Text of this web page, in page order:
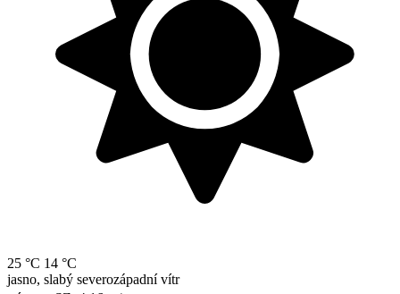
25 °C 14 °C
jasno, slabý severozápadní vítr